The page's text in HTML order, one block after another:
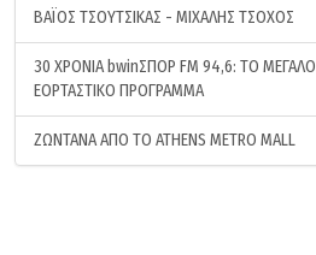
ΒΑΪΟΣ ΤΣΟΥΤΣΙΚΑΣ - ΜΙΧΑΛΗΣ ΤΣΟΧΟΣ
30 ΧΡΟΝΙΑ bwinΣΠΟΡ FM 94,6: ΤΟ ΜΕΓΑΛΟ
ΕΟΡΤΑΣΤΙΚΟ ΠΡΟΓΡΑΜΜΑ
ΖΩΝΤΑΝΑ ΑΠΟ ΤΟ ATHENS METRO MALL